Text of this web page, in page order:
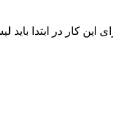
کار در ابتدا باید